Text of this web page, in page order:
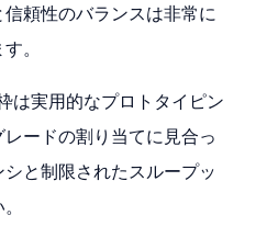
頼性のバランスは非常に
。
は実用的なプロトタイピン
ードの割り当てに見合っ
と制限されたスループッ